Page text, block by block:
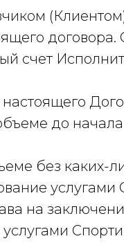
счет
до
без каких-
на